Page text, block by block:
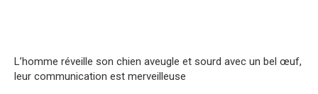
L’homme réveille son chien aveugle et sourd avec un bel œuf,
leur communication est merveilleuse